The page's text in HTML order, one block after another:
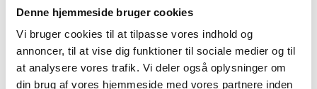
Denne hjemmeside bruger cookies
Vi bruger cookies til at tilpasse vores indhold og
annoncer, til at vise dig funktioner til sociale medier og til
at analysere vores trafik. Vi deler også oplysninger om
din brug af vores hjemmeside med vores partnere inden
sikkerhedsstandarder og forskrifter.
I alt kan regelmæssig service og
vedligeholdelse hjælpe dig med at få
mest muligt ud af din landbrugsmaskine